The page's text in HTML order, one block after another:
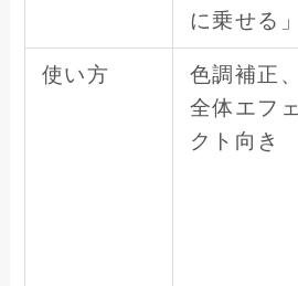
に乗せる」
使い方
色調補正、
全体エフェ
クト向き